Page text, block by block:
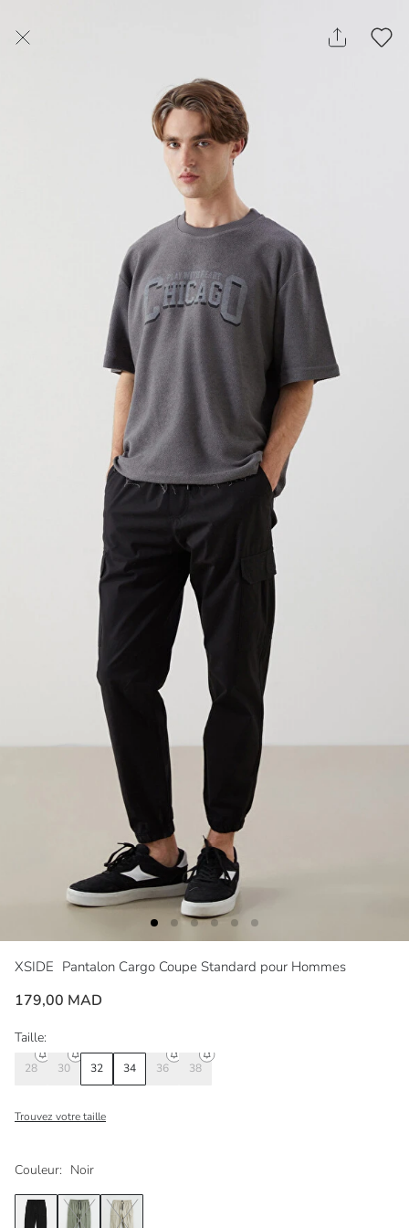
XSIDE Pantalon Cargo Coupe Standard pour Hommes
179,00 MAD
Couleur: Noir
Taille:
28 30 32 34 36 38
Trouvez votre taille